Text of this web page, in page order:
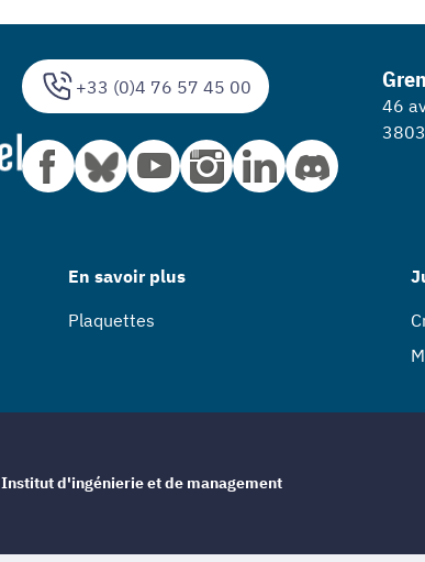
+33 (0)4 76 57 45 00
46
En savoir plus
Plaquettes
Institut d'ingénierie et de management